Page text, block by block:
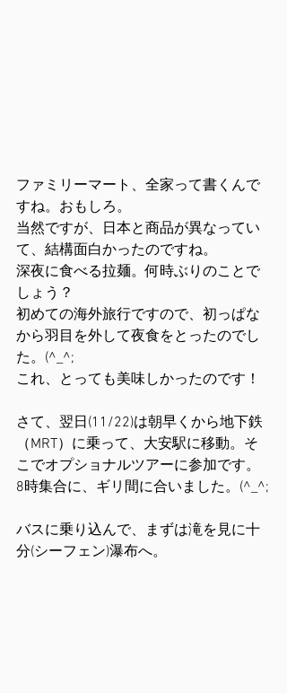
ファミリーマート、全家って書くんで
すね。おもしろ。
当然ですが、日本と商品が異なってい
て、結構面白かったのですね。
深夜に食べる拉麺。何時ぶりのことで
しょう？
初めての海外旅行ですので、初っぱな
から羽目を外して夜食をとったのでし
た。(^_^;
これ、とっても美味しかったのです！
さて、翌日(11/22)は朝早くから地下鉄
（MRT）に乗って、大安駅に移動。そ
こでオプショナルツアーに参加です。
8時集合に、ギリ間に合いました。(^_^;
バスに乗り込んで、まずは滝を見に十
分(シーフェン)瀑布へ。